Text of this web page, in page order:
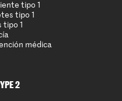
tipo 1
tipo 1
tipo 1
médica
2